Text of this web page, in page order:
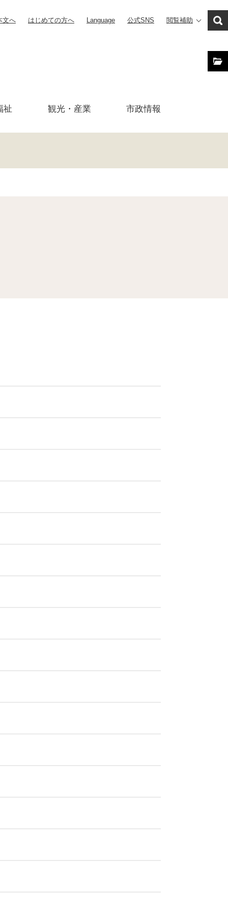
文へ はじめての方へ Language 公式SNS 閲覧補助
祉 観光・産業 市政情報